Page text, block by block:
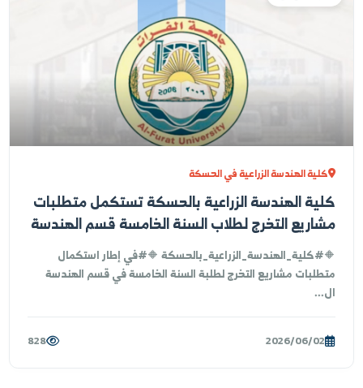
البرامج التدريبية المشتركة بين جامعة
ومكتب الفايد للاستشارات الهندسية
مع الاتفاقية المبرمة بين جامعة الفرات ومكتب "فايد"
الهندسية، تقام سلسلة من ...
2026/06/06